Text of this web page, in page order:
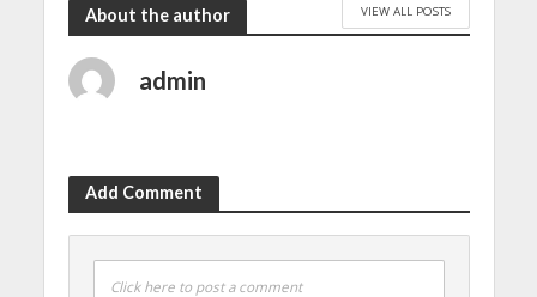
About the author VIEW ALL POSTS
admin
Add Comment
Click here to post a comment